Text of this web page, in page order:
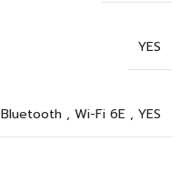
YES
Bluetooth , Wi-Fi 6E , YES